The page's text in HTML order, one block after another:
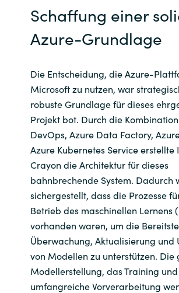
Schaffung einer
Azure-Grundlage
Die Entscheidung, die Azure-
Microsoft zu nutzen, war
robuste Grundlage für dieses
Projekt bot. Durch die
DevOps, Azure Data Factory,
Azure Kubernetes Service erstellte
Crayon die Architektur für dieses
bahnbrechende System. Dadurch
sichergestellt, dass die Prozesse
Betrieb des maschinellen Lernens
vorhanden waren, um die
Überwachung, Aktualisierung und
von Modellen zu unterstützen. Die
Modellerstellung, das Training
umfangreiche Vorverarbeitung